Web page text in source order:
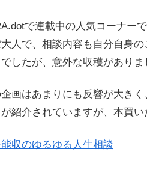
で連載中の人気コーナー
人で、相談内容も自分自身
したが、意外な収穫があり
画はあまりにも反響が大きく
紹介されていますが、本買い
収のゆるゆる人生相談